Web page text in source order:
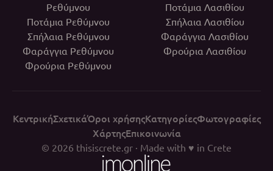
Ρεθύμνου
Ποτάμια Ρεθύμνου
Σπήλαια Ρεθύμνου
Φαράγγια Ρεθύμνου
Φρούρια Ρεθύμνου
Ποτάμια Λασιθίου
Σπήλαια Λασιθίου
Φαράγγια Λασιθίου
Φρούρια Λασιθίου
ΚεντρικήΣχετικάΌροι χρήσηςΚατηγορίεςΦωτογραφίες
ΧάρτηςΕπικοινωνία
© 2026 thisiscrete.gr · Made with ♥ in Crete